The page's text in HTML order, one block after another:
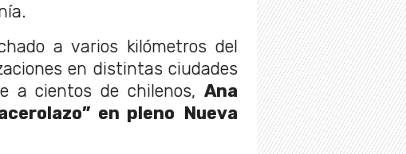
a varios kilómetros del
en distintas ciudades
a cientos de chilenos, Ana
en pleno Nueva